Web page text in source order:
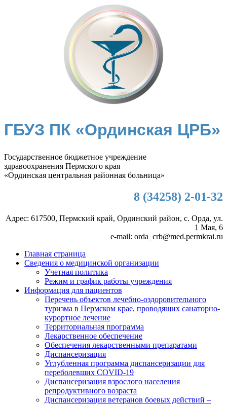
ГБУЗ ПК «Ординская ЦРБ»
Государственное бюджетное учреждение
здравоохранения Пермского края
«Ординская центральная районная больница»
8 (34258) 2-01-32
Адрес: 617500, Пермский край, Ординский район, с. Орда, ул.
1 Мая, 6
e-mail: orda_crb@med.permkrai.ru
Главная страница
Сведения о медицинской организации
Учетная политика
Режим и график работы учреждения
Информация для пациентов
Перечень объектов лечебно-оздоровительного
туризма в Пермском крае, проводящих санаторно-
курортное лечение
Территориальная программа
Лекарственное обеспечение
Обеспечения лекарственными препаратами
Диспансеризация
Углубленная программа диспансеризации для
переболевших COVID-19
Диспансеризация взрослого населения
репродуктивного возраста
Диспансеризация ветеранов боевых действий –